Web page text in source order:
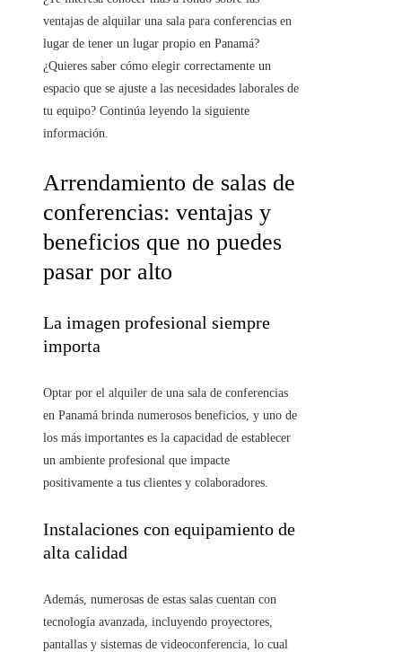
ventajas de alquilar una sala para conferencias en
lugar de tener un lugar propio en Panamá?
¿Quieres saber cómo elegir correctamente un
espacio que se ajuste a las necesidades laborales de
tu equipo? Continúa leyendo la siguiente
información.
Arrendamiento de salas de
conferencias: ventajas y
beneficios que no puedes
pasar por alto
La imagen profesional siempre
importa
Optar por el alquiler de una sala de conferencias
en Panamá brinda numerosos beneficios, y uno de
los más importantes es la capacidad de establecer
un ambiente profesional que impacte
positivamente a tus clientes y colaboradores.
Instalaciones con equipamiento de
alta calidad
Además, numerosas de estas salas cuentan con
tecnología avanzada, incluyendo proyectores,
pantallas y sistemas de videoconferencia, lo cual